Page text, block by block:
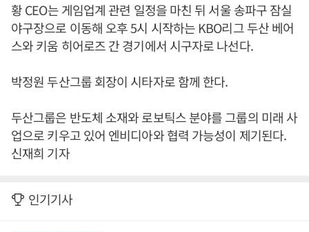
황 CEO는 게임업계 관련 일정을 마친 뒤 서울 송파구 잠실
야구장으로 이동해 오후 5시 시작하는 KBO리그 두산 베어
스와 키움 히어로즈 간 경기에서 시구자로 나선다.
박정원 두산그룹 회장이 시타자로 함께 한다.
두산그룹은 반도체 소재와 로보틱스 분야를 그룹의 미래 사
업으로 키우고 있어 엔비디아와 협력 가능성이 제기된다.
신재희 기자
인기기사